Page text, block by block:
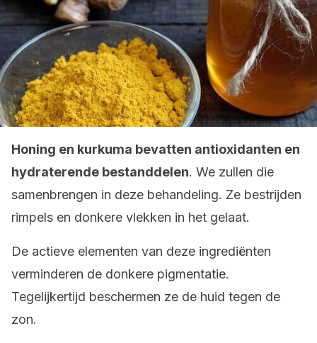
Honing en kurkuma bevatten antioxidanten en
hydraterende bestanddelen. We zullen die
samenbrengen in deze behandeling. Ze bestrijden
rimpels en donkere vlekken in het gelaat.
De actieve elementen van deze ingrediënten
verminderen de donkere pigmentatie.
Tegelijkertijd beschermen ze de huid tegen de
zon.